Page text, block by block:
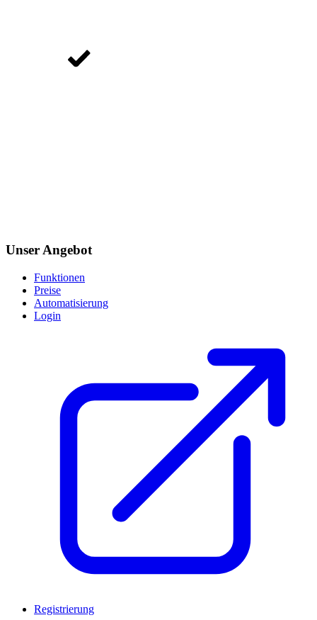
Unser Angebot
Funktionen
Preise
Automatisierung
Login
Registrierung